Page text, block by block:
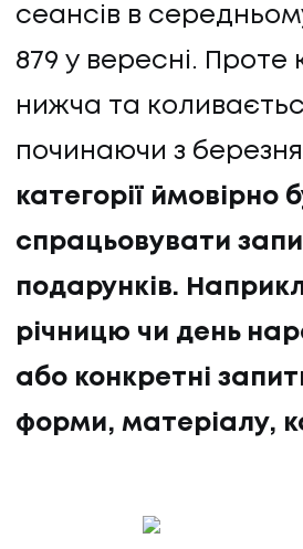
сеансів в
879 у вересні. Проте
нижча та
починаючи з
категорії ймовірно
спрацьовувати
подарунків.
річницю чи день
або конкретні
форми, матеріалу,